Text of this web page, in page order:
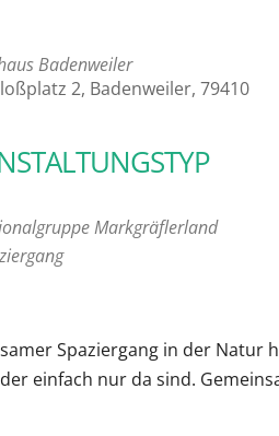
Badenweiler
2, Badenweiler, 79410
Markgräflerland
Spaziergang in der Natur
einfach nur da sind.